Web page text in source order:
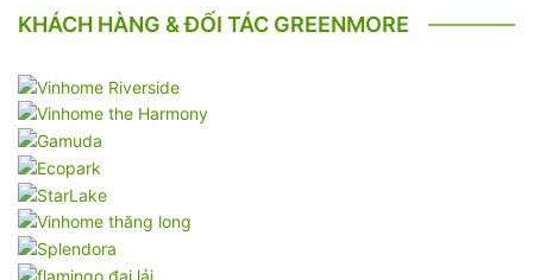
KHÁCH HÀNG & ĐỐI TÁC GREENMORE